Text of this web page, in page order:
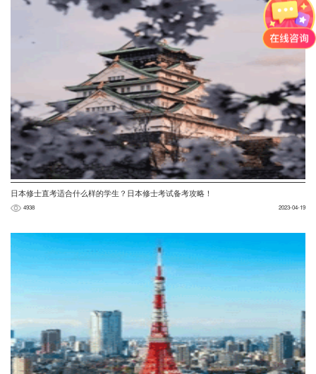
日本修士直考适合什么样的学生？日本修士考试备考攻略！
4938 2023-04-19